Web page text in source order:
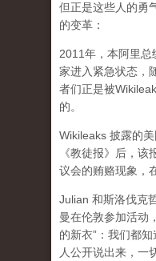
但正是这些人的勇
的变革：
2011年，本阿里总
家进入紧急状态，
者们正是被
的。
Wikileaks 披露的
《教徒报》后，
议会的贿赂现象，
Julian 和斯洛伐克
曼在伦敦参加活动
的新衣”：我们都
人公开说出来，一